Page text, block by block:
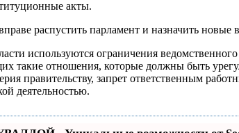
акты.
распустить парламент и назначить новые
используются ограничения
такие отношения, которые должны быть
правительству, запрет ответственным
деятельностью.